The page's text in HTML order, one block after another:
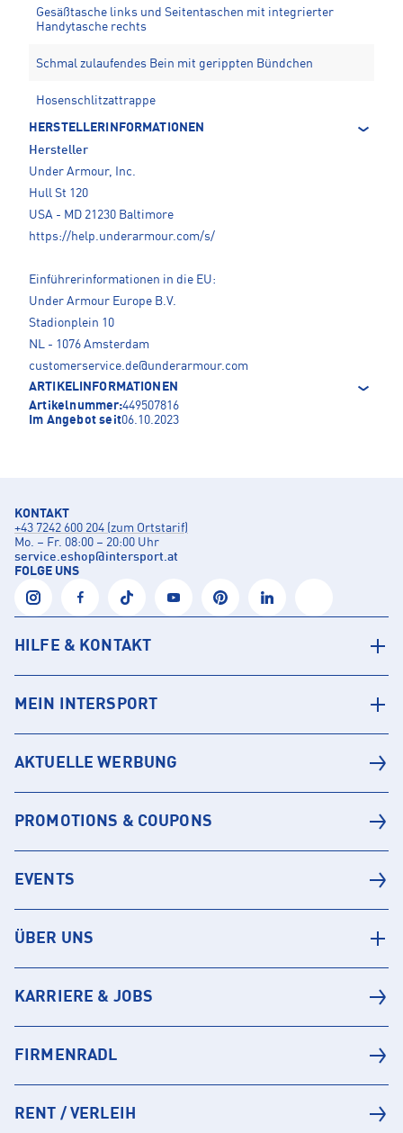
Gesäßtasche links und Seitentaschen mit integrierter
Handytasche rechts
Schmal zulaufendes Bein mit gerippten Bündchen
Hosenschlitzattrappe
HERSTELLERINFORMATIONEN
Hersteller
Under Armour, Inc.
Hull St 120
USA - MD 21230 Baltimore
https://help.underarmour.com/s/
Einführerinformationen in die EU:
Under Armour Europe B.V.
Stadionplein 10
NL - 1076 Amsterdam
customerservice.de@underarmour.com
ARTIKELINFORMATIONEN
Artikelnummer:449507816
Im Angebot seit06.10.2023
KONTAKT
+43 7242 600 204 (zum Ortstarif)
Mo. – Fr. 08:00 – 20:00 Uhr
service.eshop@intersport.at
FOLGE UNS
HILFE & KONTAKT
MEIN INTERSPORT
AKTUELLE WERBUNG
PROMOTIONS & COUPONS
EVENTS
ÜBER UNS
KARRIERE & JOBS
FIRMENRADL
RENT / VERLEIH